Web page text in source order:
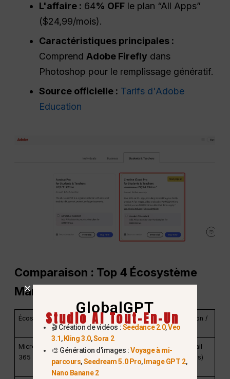
L'affaire : 64% OFF le plan “All Apps”
($24,99/mois).
Caractéristiques principales :
ComprendAdobe Firefly dans
Photoshop pour le remplissage génératif.
Source officielle : Tarifs d'Adobe
Education
Comparaison : Top 4 Écosystème
Marchés
Écosystème L'accord Meilleur pour
Vérification /
Barrière
Microsoft
365
Gratuit 12
Automatisatio
n de
Haut (Email
Edu requis)
GlobalGPT
Studio AI Tout-En-Un
🎬 Création de vidéos :Seedance 2.0,Veo
3.1, Kling 3.0,Sora 2
🎨 Génération d'images :Voyage à mi-
parcours,Seedream 5.0 Pro, Image GPT 2,
Nano Banane 2